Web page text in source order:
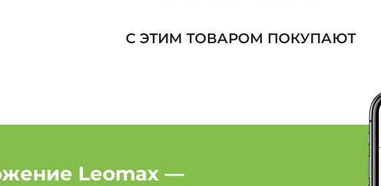
Женская одежда:
Женская одежда:
С ЭТИМ ТОВАРОМ ПОКУПАЮТ
Leomax —